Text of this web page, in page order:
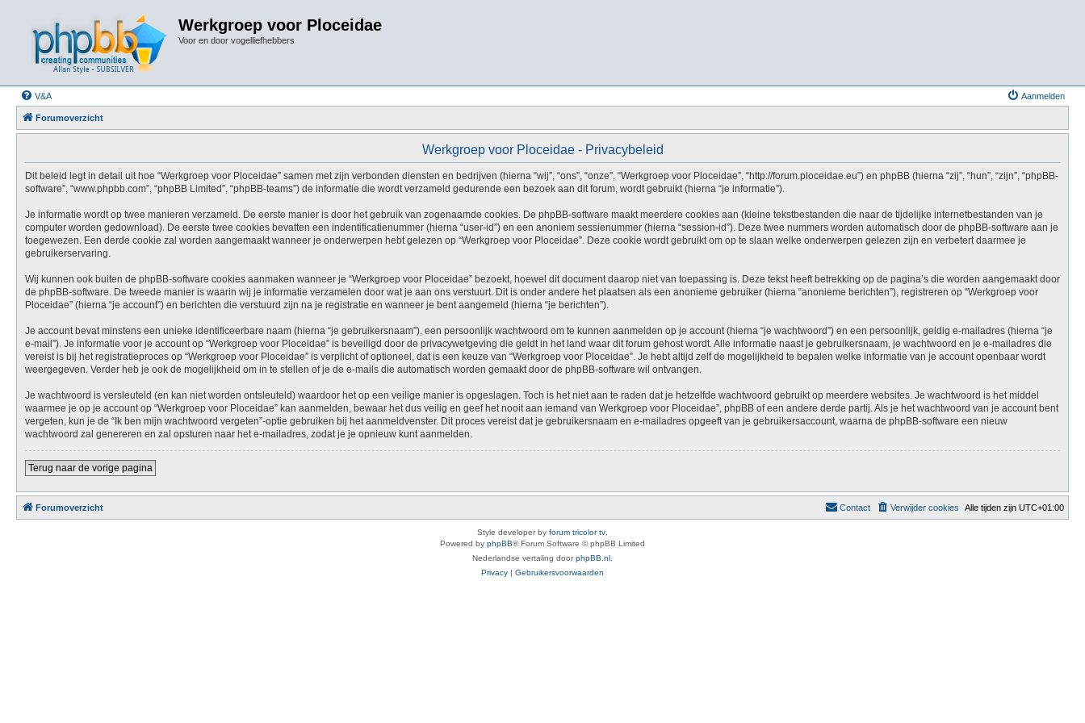
Werkgroep voor Ploceidae
Voor en door vogelliefhebbers
V&A Aanmelden
Forumoverzicht
Werkgroep voor Ploceidae - Privacybeleid
Dit beleid legt in detail uit hoe “Werkgroep voor Ploceidae” samen met zijn verbonden diensten en bedrijven (hierna “wij”, “ons”, “onze”, “Werkgroep voor Ploceidae”, “http://forum.ploceidae.eu”) en phpBB (hierna “zij”, “hun”, “zijn”, “phpBB-
software”, “www.phpbb.com”, “phpBB Limited”, “phpBB-teams”) de informatie die wordt verzameld gedurende een bezoek aan dit forum, wordt gebruikt (hierna “je informatie”).
Je informatie wordt op twee manieren verzameld. De eerste manier is door het gebruik van zogenaamde cookies. De phpBB-software maakt meerdere cookies aan (kleine tekstbestanden die naar de tijdelijke internetbestanden van je
computer worden gedownload). De eerste twee cookies bevatten een indentificatienummer (hierna “user-id”) en een anoniem sessienummer (hierna “session-id”). Deze twee nummers worden automatisch door de phpBB-software aan je
toegewezen. Een derde cookie zal worden aangemaakt wanneer je onderwerpen hebt gelezen op “Werkgroep voor Ploceidae”. Deze cookie wordt gebruikt om op te slaan welke onderwerpen gelezen zijn en verbetert daarmee je
gebruikerservaring.
Wij kunnen ook buiten de phpBB-software cookies aanmaken wanneer je “Werkgroep voor Ploceidae” bezoekt, hoewel dit document daarop niet van toepassing is. Deze tekst heeft betrekking op de pagina’s die worden aangemaakt door
de phpBB-software. De tweede manier is waarin wij je informatie verzamelen door wat je aan ons verstuurt. Dit is onder andere het plaatsen als een anonieme gebruiker (hierna “anonieme berichten”), registreren op “Werkgroep voor
Ploceidae” (hierna “je account”) en berichten die verstuurd zijn na je registratie en wanneer je bent aangemeld (hierna “je berichten”).
Je account bevat minstens een unieke identificeerbare naam (hierna “je gebruikersnaam”), een persoonlijk wachtwoord om te kunnen aanmelden op je account (hierna “je wachtwoord”) en een persoonlijk, geldig e-mailadres (hierna “je
e-mail”). Je informatie voor je account op “Werkgroep voor Ploceidae” is beveiligd door de privacywetgeving die geldt in het land waar dit forum gehost wordt. Alle informatie naast je gebruikersnaam, je wachtwoord en je e-mailadres die
vereist is bij het registratieproces op “Werkgroep voor Ploceidae” is verplicht of optioneel, dat is een keuze van “Werkgroep voor Ploceidae”. Je hebt altijd zelf de mogelijkheid te bepalen welke informatie van je account openbaar wordt
weergegeven. Verder heb je ook de mogelijkheid om in te stellen of je de e-mails die automatisch worden gemaakt door de phpBB-software wil ontvangen.
Je wachtwoord is versleuteld (en kan niet worden ontsleuteld) waardoor het op een veilige manier is opgeslagen. Toch is het niet aan te raden dat je hetzelfde wachtwoord gebruikt op meerdere websites. Je wachtwoord is het middel
waarmee je op je account op “Werkgroep voor Ploceidae” kan aanmelden, bewaar het dus veilig en geef het nooit aan iemand van Werkgroep voor Ploceidae”, phpBB of een andere derde partij. Als je het wachtwoord van je account bent
vergeten, kun je de “Ik ben mijn wachtwoord vergeten”-optie gebruiken bij het aanmeldvenster. Dit proces vereist dat je gebruikersnaam en e-mailadres opgeeft van je gebruikersaccount, waarna de phpBB-software een nieuw
wachtwoord zal genereren en zal opsturen naar het e-mailadres, zodat je je opnieuw kunt aanmelden.
Terug naar de vorige pagina
Forumoverzicht Alle tijden zijn UTC+01:00
Verwijder cookies
Contact
Style developer by forum tricolor tv
Powered by phpBB® Forum Software © phpBB Limited
Nederlandse vertaling doorphpBB.nl
Privacy | Gebruikersvoorwaarden